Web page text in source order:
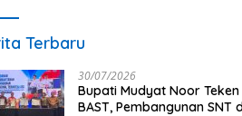
Terbaru
30/07/2026
Bupati Mudyat Noor Teken
BAST, Pembangunan SNT